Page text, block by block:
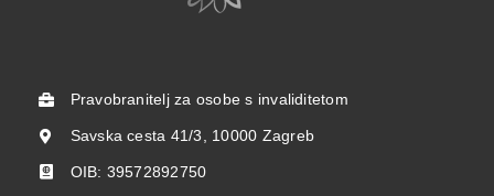
Pravobranitelj za osobe s invaliditetom
Savska cesta 41/3, 10000 Zagreb
OIB: 39572892750